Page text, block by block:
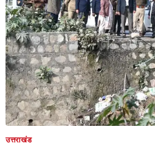
उत्तराखंड